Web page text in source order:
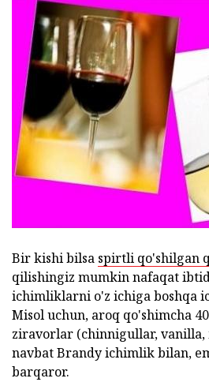
Bir kishi bilsa spirtli qo'shilgan
qilishingiz mumkin nafaqat
ichimliklarni o'z ichiga boshqa
Misol uchun, aroq qo'shimcha
ziravorlar (chinnigullar, vanilla,
navbat Brandy ichimlik bilan,
barqaror.